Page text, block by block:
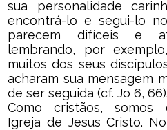
sua personalidade
encontrá-lo e segui-lo
parecem difíceis e
lembrando, por
muitos dos seus
acharam sua mensagem
de ser seguida (cf. Jo 6, 66).
Como cristãos, somos
Igreja de Jesus Cristo.